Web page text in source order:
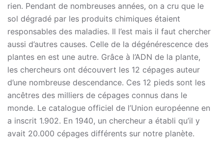
rien. Pendant de nombreuses années, on a cru que le
sol dégradé par les produits chimiques étaient
responsables des maladies. Il l’est mais il faut chercher
aussi d’autres causes. Celle de la dégénérescence des
plantes en est une autre. Grâce à l’ADN de la plante,
les chercheurs ont découvert les 12 cépages auteur
d’une nombreuse descendance. Ces 12 pieds sont les
ancêtres des milliers de cépages connus dans le
monde. Le catalogue officiel de l’Union européenne en
a inscrit 1.902. En 1940, un chercheur a établi qu’il y
avait 20.000 cépages différents sur notre planète.